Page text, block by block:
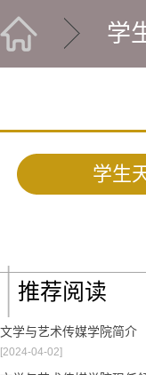
学
学生
推荐阅读
文学与艺术传媒学院简介
[2024-04-02]